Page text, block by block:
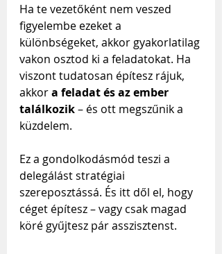
Ha te vezetőként nem veszed
figyelembe ezeket a
különbségeket, akkor gyakorlatilag
vakon osztod ki a feladatokat. Ha
viszont tudatosan építesz rájuk,
akkor a feladat és az ember
találkozik – és ott megszűnik a
küzdelem.
Ez a gondolkodásmód teszi a
delegálást stratégiai
szereposztássá. És itt dől el, hogy
céget építesz – vagy csak magad
köré gyűjtesz pár asszisztenst.